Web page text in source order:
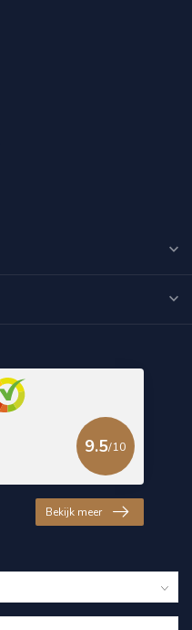
9.5/10
Bekijk meer